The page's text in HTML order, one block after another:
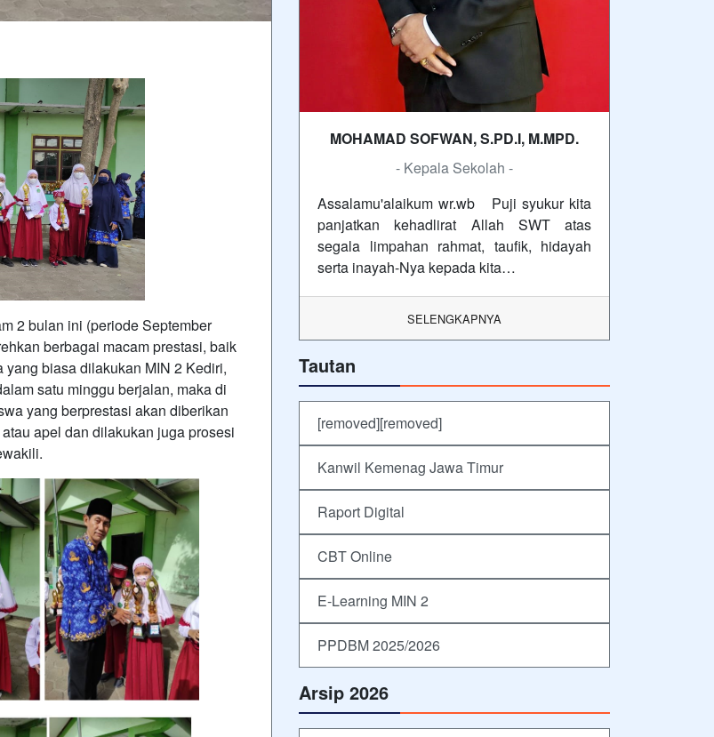
2 bulan ini (periode September
berbagai macam prestasi, baik
biasa dilakukan MIN 2 Kediri,
satu minggu berjalan, maka di
yang berprestasi akan diberikan
apel dan dilakukan juga prosesi
MOHAMAD SOFWAN, S.PD.I, M.MPD.
- Kepala Sekolah -
Assalamu'alaikum wr.wb Puji syukur kita
panjatkan kehadlirat Allah SWT atas
segala limpahan rahmat, taufik, hidayah
serta inayah-Nya kepada kita…
SELENGKAPNYA
Tautan
[removed][removed]
Kanwil Kemenag Jawa Timur
Raport Digital
CBT Online
E-Learning MIN 2
PPDBM 2025/2026
Arsip 2026